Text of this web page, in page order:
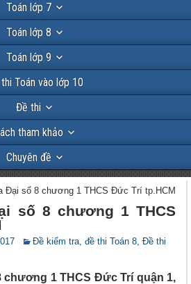
Toán lớp 7
Toán lớp 8
Toán lớp 9
thi Toán vào lớp 10
Đề thi
tham khảo
Chuyên đề
Đại số 8 chương 1 THCS Đức Trí tp.HCM
số 8 chương 1 THCS
Đề kiểm tra, đề thi Toán 8, Đề thi
chương 1 THCS Đức Trí quận 1,